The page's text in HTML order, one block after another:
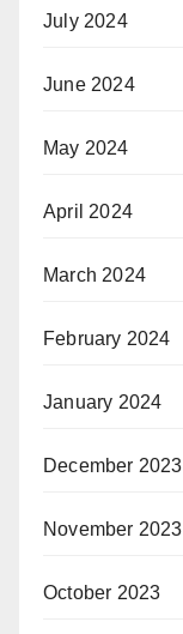
July 2024
June 2024
May 2024
April 2024
March 2024
February 2024
January 2024
December 2023
November 2023
October 2023